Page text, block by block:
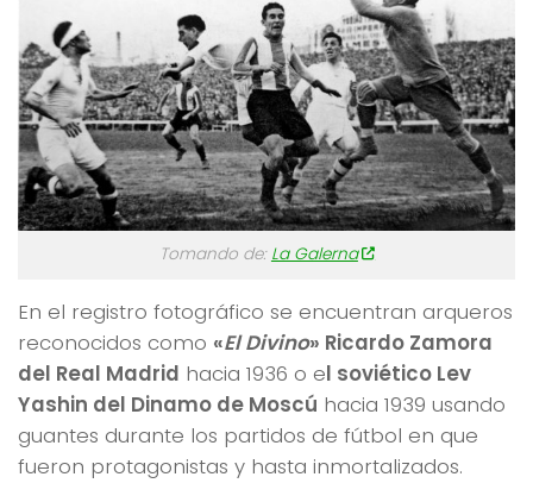
Tomando de: La Galerna
En el registro fotográfico se encuentran arqueros
reconocidos como «El Divino» Ricardo Zamora
del Real Madrid hacia 1936 o el soviético Lev
Yashin del Dinamo de Moscú hacia 1939 usando
guantes durante los partidos de fútbol en que
fueron protagonistas y hasta inmortalizados.